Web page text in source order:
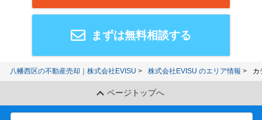
まずは無料相談する
八幡西区の不動産売却｜株式会社EVISU 株式会社EVISU のエリア情報 カ
ページトップへ